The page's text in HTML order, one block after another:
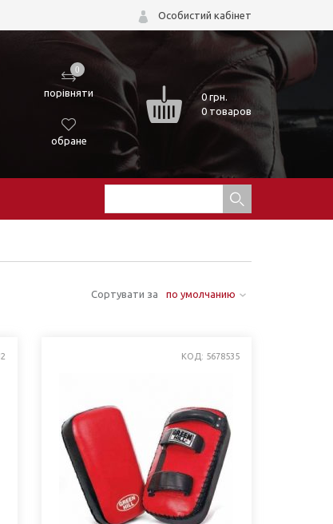
Особистий кабінет
0
порівняти
обране
0грн.
0 товаров
Сортувати за по умолчанию
КОД: 5678535